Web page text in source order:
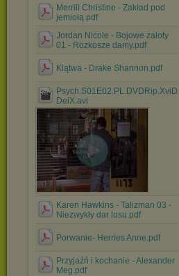
Merrill Christine - Zakład pod
jemiołą.pdf
Jordan Nicole - Bojowe zaloty
01 - Rozkosze damy.pdf
Klątwa - Drake Shannon.pdf
Psych.S01E02.PL.DVDRip.XviD-
DeiX.avi
Karen Hawkins - Talizman 03 -
Niezwykły dar losu.pdf
Porwanie- Herries Anne.pdf
Przyjaźń i kochanie - Alexander
Meg.pdf